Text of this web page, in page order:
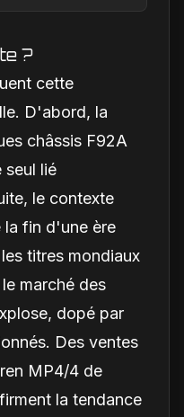
?
cette
D'abord, la
châssis F92A
seul lié
le contexte
la fin d'une ère
titres mondiaux
marché des
dopé par
Des ventes
MP4/4 de
la tendance